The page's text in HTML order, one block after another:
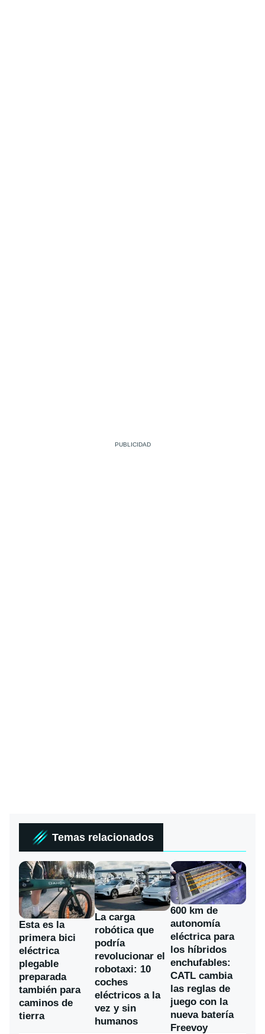
Temas relacionados
Esta es la
primera bici
eléctrica
plegable
preparada
también para
caminos de
tierra
La carga
robótica que
podría
revolucionar el
robotaxi: 10
coches
eléctricos a la
vez y sin
humanos
600 km de
autonomía
eléctrica para
los híbridos
enchufables:
CATL cambia
las reglas de
juego con la
nueva batería
Freevoy